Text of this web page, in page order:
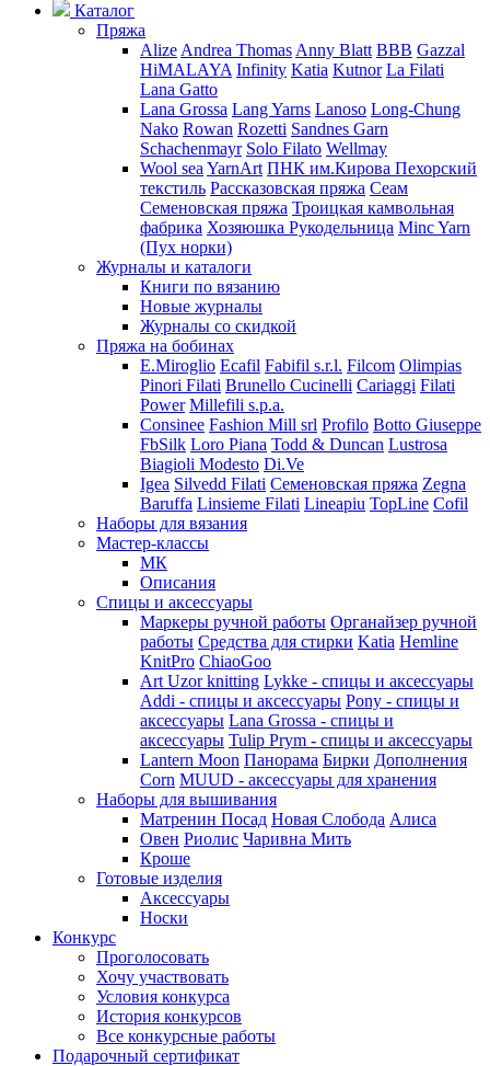
Каталог
Пряжа
Alize Andrea Thomas Anny Blatt BBB Gazzal
HiMALAYA Infinity Katia Kutnor La Filati
Lana Gatto
Lana Grossa Lang Yarns Lanoso Long-Chung
Nako Rowan Rozetti Sandnes Garn
Schachenmayr Solo Filato Wellmay
Wool sea YarnArt ПНК им.Кирова Пехорский
текстиль Рассказовская пряжа Сеам
Семеновская пряжа Троицкая камвольная
фабрика Хозяюшка Рукодельница Minc Yarn
(Пух норки)
Журналы и каталоги
Книги по вязанию
Новые журналы
Журналы со скидкой
Пряжа на бобинах
E.Miroglio Ecafil Fabifil s.r.l. Filcom Olimpias
Pinori Filati Brunello Cucinelli Cariaggi Filati
Power Millefili s.p.a.
Consinee Fashion Mill srl Profilo Botto Giuseppe
FbSilk Loro Piana Todd & Duncan Lustrosa
Biagioli Modesto Di.Ve
Igea Silvedd Filati Семеновская пряжа Zegna
Baruffa Linsieme Filati Lineapiu TopLine Cofil
Наборы для вязания
Мастер-классы
МК
Описания
Спицы и аксессуары
Маркеры ручной работы Органайзер ручной
работы Средства для стирки Katia Hemline
KnitPro ChiaoGoo
Art Uzor knitting Lykke - спицы и аксессуары
Addi - спицы и аксессуары Pony - спицы и
аксессуары Lana Grossa - спицы и
аксессуары Tulip Prym - спицы и аксессуары
Lantern Moon Панорама Бирки Дополнения
Corn MUUD - аксессуары для хранения
Наборы для вышивания
Матренин Посад Новая Слобода Алиса
Овен Риолис Чаривна Мить
Кроше
Готовые изделия
Аксессуары
Носки
Конкурс
Проголосовать
Хочу участвовать
Условия конкурса
История конкурсов
Все конкурсные работы
Подарочный сертификат